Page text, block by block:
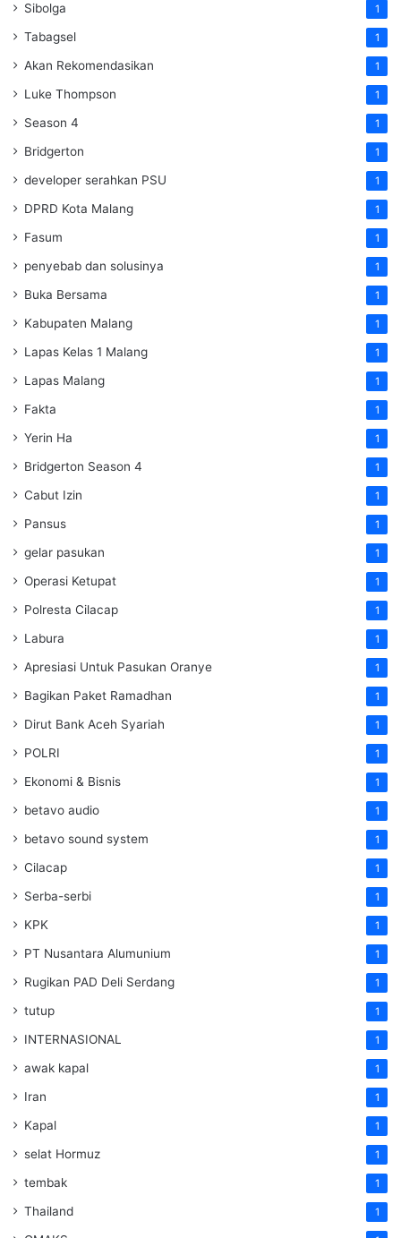
Sibolga 1
Tabagsel 1
Akan Rekomendasikan 1
Luke Thompson 1
Season 4 1
Bridgerton 1
developer serahkan PSU 1
DPRD Kota Malang 1
Fasum 1
penyebab dan solusinya 1
Buka Bersama 1
Kabupaten Malang 1
Lapas Kelas 1 Malang 1
Lapas Malang 1
Fakta 1
Yerin Ha 1
Bridgerton Season 4 1
Cabut Izin 1
Pansus 1
gelar pasukan 1
Operasi Ketupat 1
Polresta Cilacap 1
Labura 1
Apresiasi Untuk Pasukan Oranye 1
Bagikan Paket Ramadhan 1
Dirut Bank Aceh Syariah 1
POLRI 1
Ekonomi & Bisnis 1
betavo audio 1
betavo sound system 1
Cilacap 1
Serba-serbi 1
KPK 1
PT Nusantara Alumunium 1
Rugikan PAD Deli Serdang 1
tutup 1
INTERNASIONAL 1
awak kapal 1
Iran 1
Kapal 1
selat Hormuz 1
tembak 1
Thailand 1